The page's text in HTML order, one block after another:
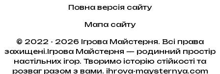
Повна версія сайту
Мапа сайту
© 2022 - 2026 Ігрова Майстерня. Всі права
захищені.Ігрова Майстерня — родинний простір
настільних ігор. Творимо історію стійкості та
розваг разом з вами. ihrova-maysternya.com